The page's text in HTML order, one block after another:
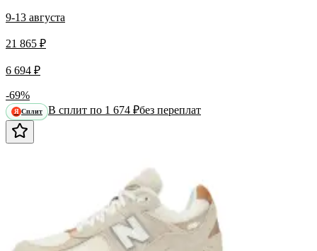
9-13 августа
21 865 ₽
6 694 ₽
-69%
Я Сплит В сплит по 1 674 ₽без переплат